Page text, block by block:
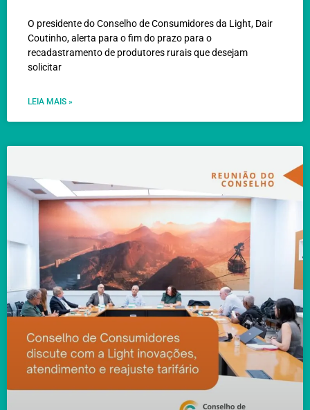
O presidente do Conselho de Consumidores da Light, Dair
Coutinho, alerta para o fim do prazo para o
recadastramento de produtores rurais que desejam
solicitar
LEIA MAIS »